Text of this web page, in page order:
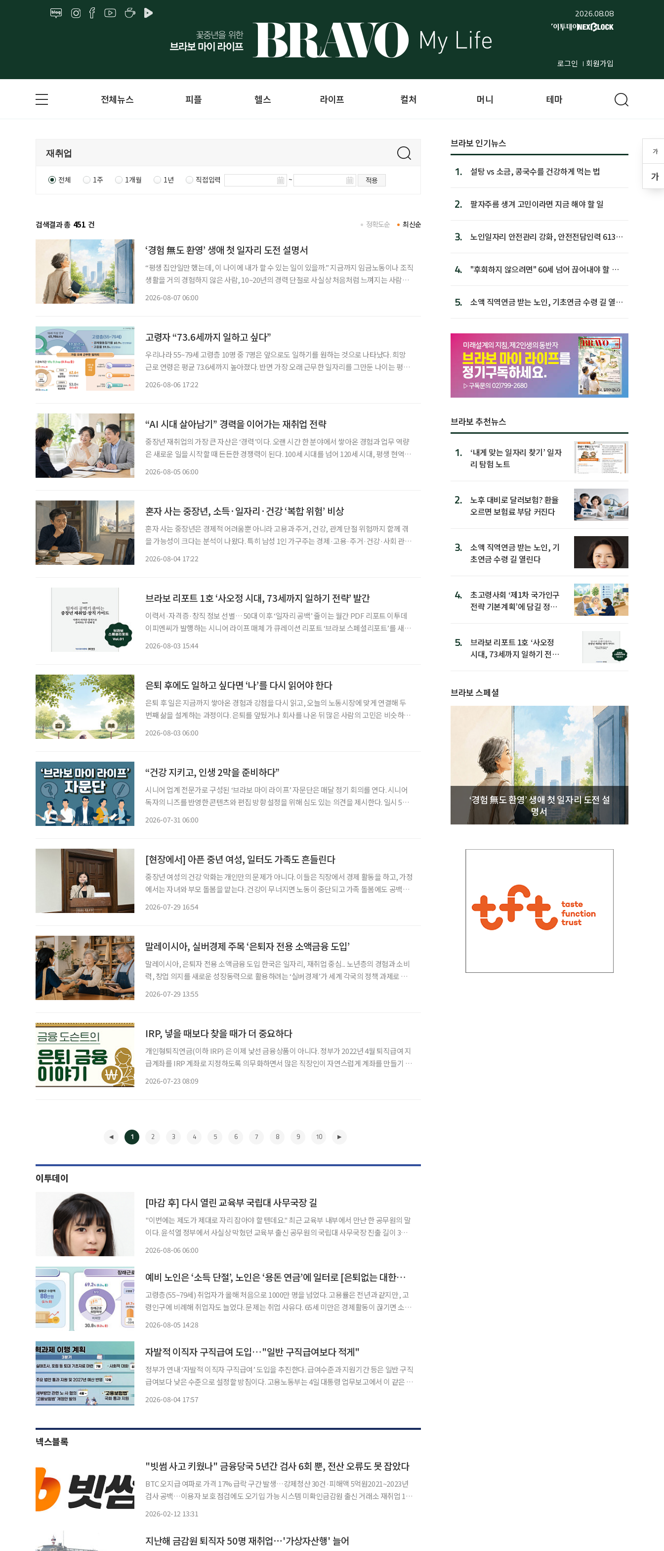
2026.08.08
로그인 회원가입
가
가
전체뉴스 피플 헬스 라이프 컬처 머니 테마
전체 1주 1개월 1년 직접입력 ~ 적용
검색결과 총 451 건 최신순
정확도순
‘경험 無도 환영’ 생애 첫 일자리 도전 설명서
“평생 집안일만 했는데, 이 나이에 내가 할 수 있는 일이 있을까.” 지금까지 임금노동이나 조직
생활을 거의 경험하지 않은 사람, 10~20년의 경력 단절로 사실상 처음처럼 느껴지는 사람은
2026-08-07 06:00
고령자 “73.6세까지 일하고 싶다”
우리나라 55~79세 고령층 10명 중 7명은 앞으로도 일하기를 원하는 것으로 나타났다. 희망
근로 연령은 평균 73.6세까지 높아졌다. 반면 가장 오래 근무한 일자리를 그만둔 나이는 평균
2026-08-06 17:22
“AI 시대 살아남기” 경력을 이어가는 재취업 전략
중장년 재취업의 가장 큰 자산은 ‘경력’이다. 오랜 시간 한 분야에서 쌓아온 경험과 업무 역량
은 새로운 일을 시작할 때 든든한 경쟁력이 된다. 100세 시대를 넘어 120세 시대, 평생 현역을
2026-08-05 06:00
혼자 사는 중장년, 소득·일자리·건강 ‘복합 위험’ 비상
혼자 사는 중장년은 경제적 어려움뿐 아니라 고용과 주거, 건강, 관계 단절 위험까지 함께 겪
을 가능성이 크다는 분석이 나왔다. 특히 남성 1인 가구주는 경제·고용·주거·건강·사회 관계
2026-08-04 17:22
브라보 리포트 1호 ‘사오정 시대, 73세까지 일하기 전략’ 발간
이력서·자격증·창직 정보 선별… 50대 이후 ‘일자리 공백’ 줄이는 월간 PDF 리포트 이투데
이피엔씨가 발행하는 시니어 라이프 매체 가 큐레이션 리포트 ‘브라보 스페셜리포트’를 새롭
2026-08-03 15:44
은퇴 후에도 일하고 싶다면 ‘나’를 다시 읽어야 한다
은퇴 후 일은 지금까지 쌓아온 경험과 강점을 다시 읽고, 오늘의 노동시장에 맞게 연결해 두
번째 삶을 설계하는 과정이다. 은퇴를 앞뒀거나 회사를 나온 뒤 많은 사람의 고민은 비슷하다.
2026-08-03 06:00
“건강 지키고, 인생 2막을 준비하다”
시니어 업계 전문가로 구성된 ‘브라보 마이 라이프’ 자문단은 매달 정기 회의를 연다. 시니어
독자의 니즈를 반영한 콘텐츠와 편집 방향 설정을 위해 심도 있는 의견을 제시한다. 일시 5월
2026-07-31 06:00
[현장에서] 아픈 중년 여성, 일터도 가족도 흔들린다
중장년 여성의 건강 악화는 개인만의 문제가 아니다. 이들은 직장에서 경제 활동을 하고, 가정
에서는 자녀와 부모 돌봄을 맡는다. 건강이 무너지면 노동이 중단되고 가족 돌봄에도 공백이
2026-07-29 16:54
말레이시아, 실버경제 주목 ‘은퇴자 전용 소액금융 도입’
말레이시아, 은퇴자 전용 소액금융 도입 한국은 일자리, 재취업 중심... 노년층의 경험과 소비
력, 창업 의지를 새로운 성장동력으로 활용하려는 ‘실버경제’가 세계 각국의 정책 과제로 떠
2026-07-29 13:55
IRP, 넣을 때보다 찾을 때가 더 중요하다
개인형퇴직연금(이하 IRP) 은 이제 낯선 금융상품이 아니다. 정부가 2022년 4월 퇴직급여 지
급계좌를 IRP 계좌로 지정하도록 의무화하면서 많은 직장인이 자연스럽게 계좌를 만들기 시
2026-07-23 08:09
1 2 3 4 5 6 7 8 9 10
이투데이
[마감 후] 다시 열린 교육부 국립대 사무국장 길
"이번에는 제도가 제대로 자리 잡아야 할 텐데요." 최근 교육부 내부에서 만난 한 공무원의 말
이다. 윤석열 정부에서 사실상 막혔던 교육부 출신 공무원의 국립대 사무국장 진출 길이 3년
2026-08-06 06:00
예비 노인은 ‘소득 단절’, 노인은 ‘용돈 연금’에 일터로 [은퇴없는 대한민국]
고령층(55~79세) 취업자가 올해 처음으로 1000만 명을 넘었다. 고용률은 전년과 같지만, 고
령인구에 비례해 취업자도 늘었다. 문제는 취업 사유다. 65세 미만은 경제활동이 끊기면 소득
2026-08-05 14:28
자발적 이직자 구직급여 도입…"일반 구직급여보다 적게"
정부가 연내 ‘자발적 이직자 구직급여’ 도입을 추진한다. 급여수준과 지원기간 등은 일반 구직
급여보다 낮은 수준으로 설정할 방침이다. 고용노동부는 4일 대통령 업무보고에서 이 같은 내
2026-08-04 17:57
넥스블록
"빗썸 사고 키웠나" 금융당국 5년간 검사 6회 뿐, 전산 오류도 못 잡았다
BTC 오지급 여파로 가격 17% 급락 구간 발생…강제청산 30건·피해액 5억원2021~2023년
검사 공백…이용자 보호 점검에도 오기입 가능 시스템 미확인금감원 출신 거래소 재취업 16
2026-02-12 13:31
지난해 금감원 퇴직자 50명 재취업⋯'가상자산행' 늘어
브라보 인기뉴스
1. 설탕 vs 소금, 콩국수를 건강하게 먹는 법
2. 팔자주름 생겨 고민이라면 지금 해야 할 일
3.
노인일자리 안전관리 강화, 안전전담인력 613명
4.
"후회하지 않으려면" 60세 넘어 끊어내야 할 사
5.
소액 직역연금 받는 노인, 기초연금 수령 길 열린
브라보 추천뉴스
1.
‘내게 맞는 일자리 찾기’ 일자
리 탐험 노트
2.
노후 대비로 달러보험? 환율
오르면 보험료 부담 커진다
3.
소액 직역연금 받는 노인, 기
초연금 수령 길 열린다
4.
초고령사회 ‘제1차 국가인구
전략 기본계획’에 담길 정책
5.
브라보 리포트 1호 ‘사오정
시대, 73세까지 일하기 전략’
브라보 스페셜
‘경험 無도 환영’ 생애 첫 일자리 도전 설
명서